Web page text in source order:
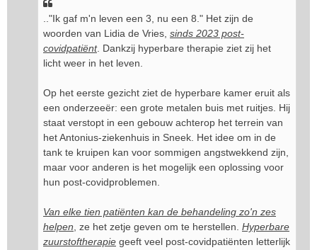
.."Ik gaf m'n leven een 3, nu een 8." Het zijn de
woorden van Lidia de Vries, sinds 2023 post-
covidpatiënt. Dankzij hyperbare therapie ziet zij het
licht weer in het leven.
Op het eerste gezicht ziet de hyperbare kamer eruit als
een onderzeeër: een grote metalen buis met ruitjes. Hij
staat verstopt in een gebouw achterop het terrein van
het Antonius-ziekenhuis in Sneek. Het idee om in de
tank te kruipen kan voor sommigen angstwekkend zijn,
maar voor anderen is het mogelijk een oplossing voor
hun post-covidproblemen.
Van elke tien patiënten kan de behandeling zo'n zes
helpen , ze het zetje geven om te herstellen. Hyperbare
zuurstoftherapie geeft veel post-covidpatiënten letterlijk